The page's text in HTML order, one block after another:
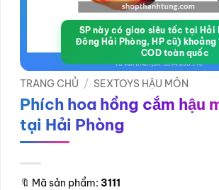
SP này có giao siêu tốc tại Hải
Đông Hải Phòng, HP cũ) khoảng
COD toàn quốc
TRANG CHỦ / SEXTOYS HẬU MÔN
Phích hoa hồng cắm hậu
tại Hải Phòng
🔖 Mã sản phẩm: 3111